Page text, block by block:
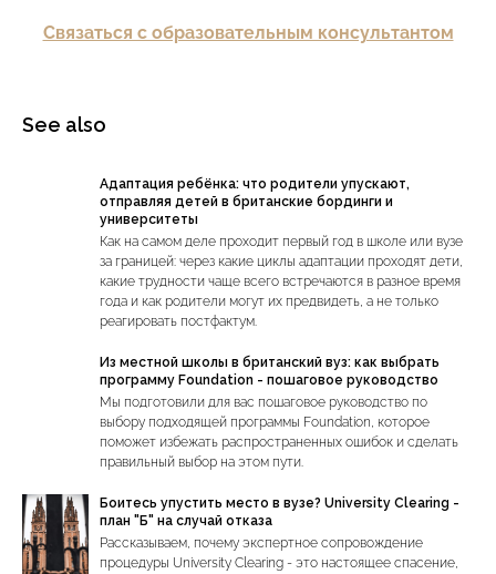
Связаться с образовательным консультантом
See also
Адаптация ребёнка: что родители упускают,
отправляя детей в британские бординги и
университеты
Как на самом деле проходит первый год в школе или вузе
за границей: через какие циклы адаптации проходят дети,
какие трудности чаще всего встречаются в разное время
года и как родители могут их предвидеть, а не только
реагировать постфактум.
Из местной школы в британский вуз: как выбрать
программу Foundation - пошаговое руководство
Мы подготовили для вас пошаговое руководство по
выбору подходящей программы Foundation, которое
поможет избежать распространенных ошибок и сделать
правильный выбор на этом пути.
Боитесь упустить место в вузе? University Clearing -
план "Б" на случай отказа
Рассказываем, почему экспертное сопровождение
процедуры University Clearing - это настоящее спасение,